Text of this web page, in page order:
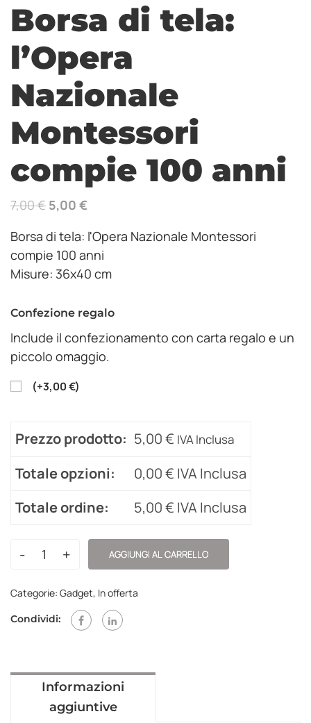
Borsa di tela:
l’Opera
Nazionale
Montessori
compie 100 anni
7,00€ 5,00 €
Borsa di tela: l'Opera Nazionale Montessori
compie 100 anni
Misure: 36x40 cm
Confezione regalo
Include il confezionamento con carta regalo e un
piccolo omaggio.
(+3,00€)
Prezzo prodotto: 5,00€ IVA Inclusa
Totale opzioni: 0,00€ IVA Inclusa
Totale ordine:
5,00€ IVA Inclusa
- + AGGIUNGI AL CARRELLO
Categorie: Gadget, In offerta
Condividi:
Informazioni
aggiuntive